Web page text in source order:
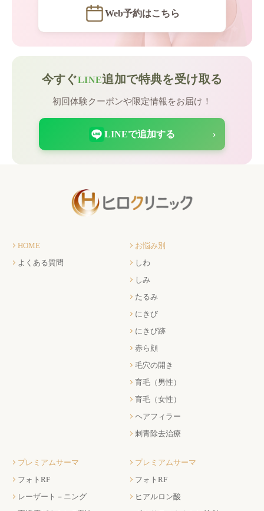
Web予約はこちら
今すぐLINE追加で特典を受け取る
初回体験クーポンや限定情報をお届け！
LINEで追加する ›
HOME
よくある質問
お悩み別
しわ
しみ
たるみ
にきび
にきび跡
赤ら顔
毛穴の開き
育毛（男性）
育毛（女性）
ヘアフィラー
刺青除去治療
プレミアムサーマ
フォトRF
レーザート－ニング
プレミアムサーマ
フォトRF
ヒアルロン酸